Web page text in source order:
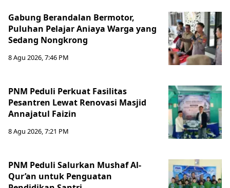
Gabung Berandalan Bermotor,
Puluhan Pelajar Aniaya Warga yang
Sedang Nongkrong
8 Agu 2026, 7:46 PM
PNM Peduli Perkuat Fasilitas
Pesantren Lewat Renovasi Masjid
Annajatul Faizin
8 Agu 2026, 7:21 PM
PNM Peduli Salurkan Mushaf Al-
Qur’an untuk Penguatan